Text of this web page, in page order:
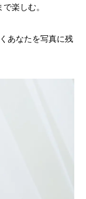
楽しむ。
あなたを写真に残